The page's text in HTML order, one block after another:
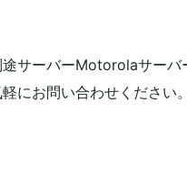
途サーバーMotorolaサーバ
にお問い合わせください。